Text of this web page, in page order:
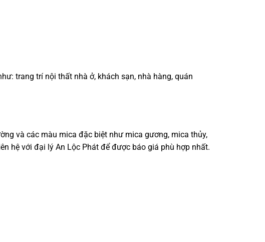
trang trí nội thất nhà ở, khách sạn, nhà hàng, quán
và các màu mica đặc biệt như mica gương, mica thủy,
hệ với đại lý An Lộc Phát để được báo giá phù hợp nhất.